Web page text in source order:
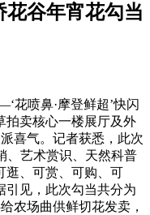
谷年宵花勾当
喷鼻·摩登鲜超’快闪
拍卖核心一楼展厅及外
喜气。记者获悉，此次
、艺术赏识、天然科普
逛、可赏、可购、可
引见，此次勾当共分为
农场曲供鲜切花发卖，